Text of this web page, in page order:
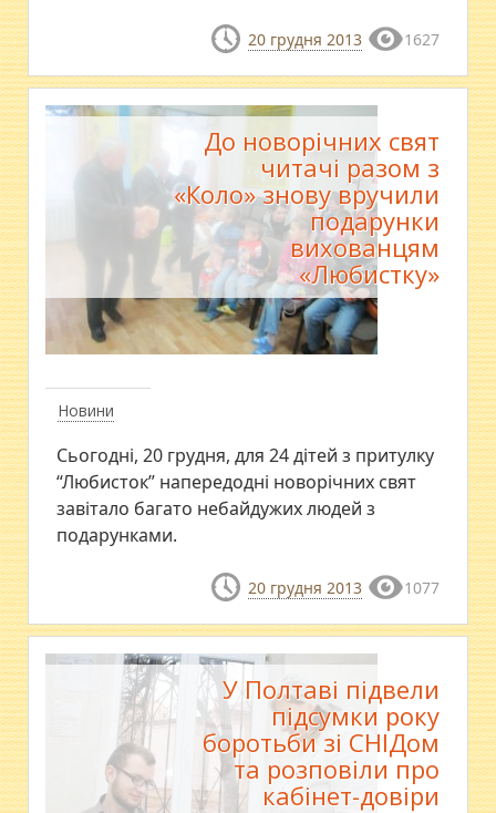
20 грудня 2013 1627
Новини
До новорічних свят
читачі разом з
«Коло» знову вручили
подарунки
вихованцям
«Любистку»
Сьогодні, 20 грудня, для 24 дітей з притулку
“Любисток” напередодні новорічних свят
завітало багато небайдужих людей з
подарунками.
20 грудня 2013 1077
У Полтаві підвели
підсумки року
боротьби зі СНІДом
та розповіли про
кабінет-довіри